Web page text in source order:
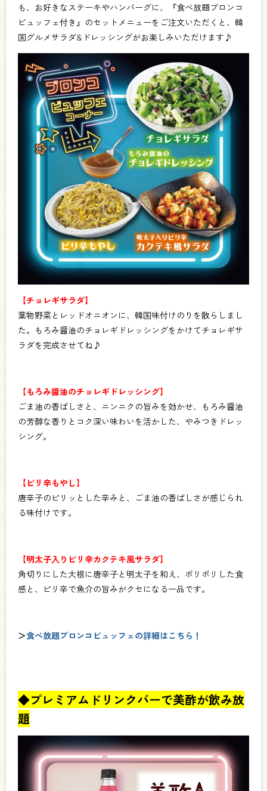
も、お好きなステーキやハンバーグに、『食べ放題ブロンコ
ビュッフェ付き』のセットメニューをご注文いただくと、韓
国グルメサラダ&ドレッシングがお楽しみいただけます♪
【チョレギサラダ】
葉物野菜とレッドオニオンに、韓国味付けのりを散らしまし
た。もろみ醤油のチョレギドレッシングをかけてチョレギサ
ラダを完成させてね♪
【もろみ醤油のチョレギドレッシング】
ごま油の香ばしさと、ニンニクの旨みを効かせ、もろみ醤油
の芳醇な香りとコク深い味わいを活かした、やみつきドレッ
シング。
【ピリ辛もやし】
唐辛子のピリッとした辛みと、ごま油の香ばしさが感じられ
る味付けです。
【明太子入りピリ辛カクテキ風サラダ】
角切りにした大根に唐辛子と明太子を和え、ポリポリした食
感と、ピリ辛で魚介の旨みがクセになる一品です。
＞食べ放題ブロンコビュッフェの詳細はこちら！
◆プレミアムドリンクバーで美酢が飲み放
題